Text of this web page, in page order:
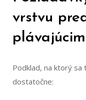
vrstvu
Podklad, na ktorý
dostatočne: